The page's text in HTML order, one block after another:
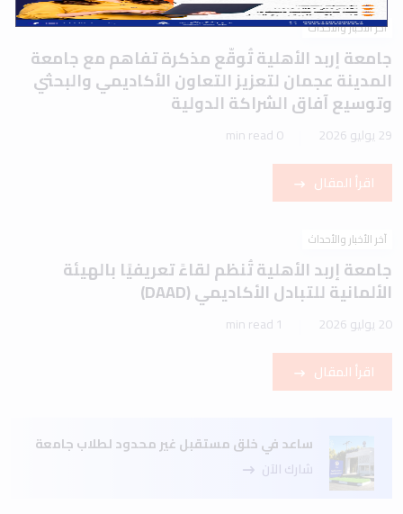
آخر الأخبار والأحداث
جامعة إربد الأهلية تُوقّع مذكرة تفاهم مع جامعة
المدينة عجمان لتعزيز التعاون الأكاديمي والبحثي
وتوسيع آفاق الشراكة الدولية
29 يوليو 2026 0 min read
اقرأ المقال
آخر الأخبار والأحداث
جامعة إربد الأهلية تُنظم لقاءً تعريفيًا بالهيئة
الألمانية للتبادل الأكاديمي (DAAD)
20 يوليو 2026 1 min read
اقرأ المقال
ساعد في خلق مستقبل غير محدود لطلاب جامعة
شارك الآن